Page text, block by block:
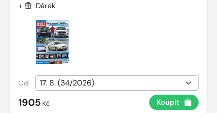
+ Dárek
Od:
1905 Kč Koupit